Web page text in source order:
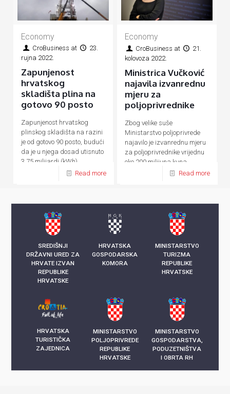
Economy
CroBusiness at
23.
rujna 2022.
Zapunjenost
hrvatskog
skladišta plina na
gotovo 90 posto
Zapunjenost hrvatskog
plinskog skladišta na razini
je od gotovo 90 posto, budući
da je u njega dosad utisnuto
3,75 milijardi (kWh)
kilowatsati plina
Read more
Economy
CroBusiness at
21.
kolovoza 2022.
Ministrica Vučković
najavila izvanrednu
mjeru za
poljoprivrednike
Zbog velike suše
Ministarstvo poljoprivrede
najavilo je izvanrednu mjeru
za poljoprivrednike vrijednu
oko 200 milijuna kuna
Read more
SREDIŠNJI
DRŽAVNI URED ZA
HRVATE IZVAN
REPUBLIKE
HRVATSKE
HRVATSKA
GOSPODARSKA
KOMORA
MINISTARSTVO
TURIZMA
REPUBLIKE
HRVATSKE
HRVATSKA
TURISTIČKA
ZAJEDNICA
MINISTARSTVO
POLJOPRIVREDE
REPUBLIKE
HRVATSKE
MINISTARSTVO
GOSPODARSTVA,
PODUZETNIŠTVA
I OBRTA RH